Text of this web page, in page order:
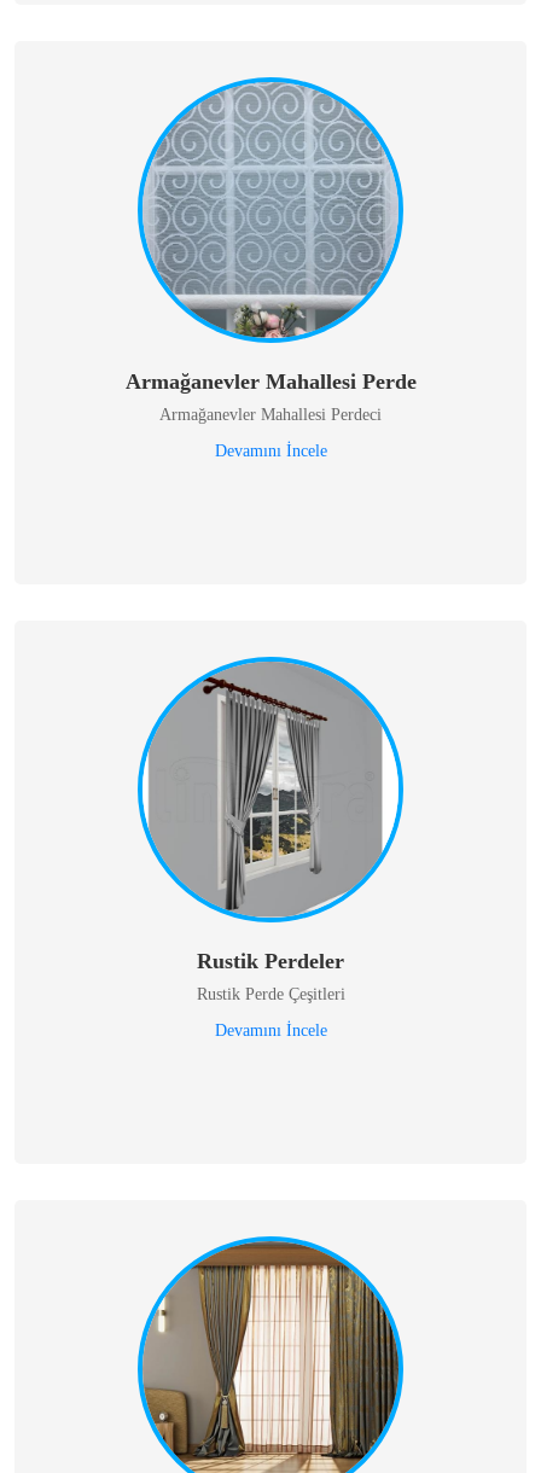
Armağanevler Mahallesi Perde
Armağanevler Mahallesi Perdeci
Devamını İncele
Rustik Perdeler
Rustik Perde Çeşitleri
Devamını İncele